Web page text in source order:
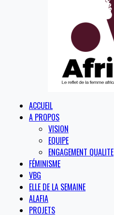
ACCUEIL
A PROPOS
VISION
EQUIPE
ENGAGEMENT QUALITE
FÉMINISME
VBG
ELLE DE LA SEMAINE
ALAFIA
PROJETS